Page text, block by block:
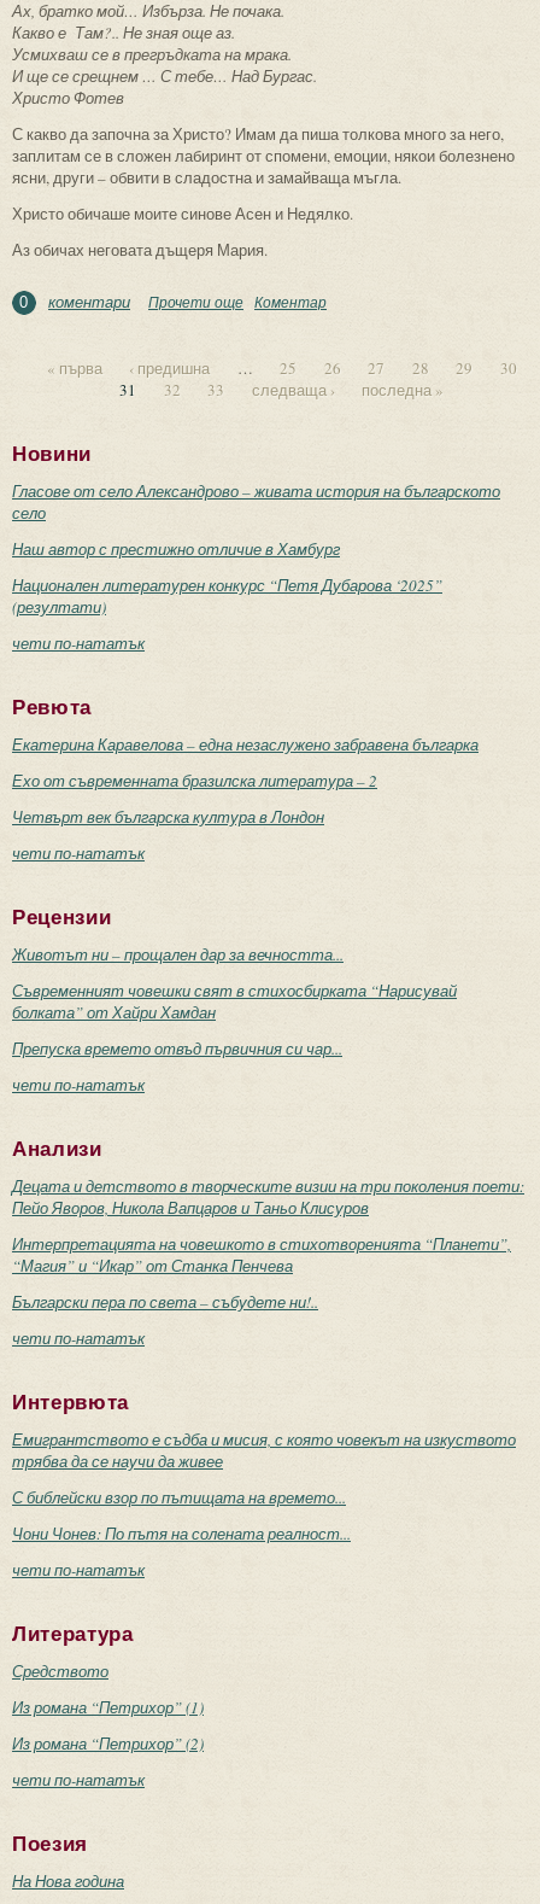
Ах, братко мой… Избърза. Не почака.
Какво е Там?.. Не зная още аз.
Усмихваш се в прегръдката на мрака.
И ще се срещнем … С тебе… Над Бургас.
Христо Фотев
С какво да започна за Христо? Имам да пиша толкова много за него,
заплитам се в сложен лабиринт от спомени, емоции, някои болезнено
ясни, други – обвити в сладостна и замайваща мъгла.
Христо обичаше моите синове Асен и Недялко.
Аз обичах неговата дъщеря Мария.
0 коментари Прочети още about Христо Фотев. Откровено за
Коментар
« първа ‹ предишна … 25 26 27 28 29
30
31
32 33 следваща › последна »
Новини
Гласове от село Александрово – живата история на българското
село
Наш автор с престижно отличие в Хамбург
Национален литературен конкурс “Петя Дубарова ‘2025”
(резултати)
чети по-нататък
Ревюта
Екатерина Каравелова – една незаслужено забравена българка
Ехо от съвременната бразилска литература – 2
Четвърт век българска култура в Лондон
чети по-нататък
Рецензии
Животът ни – прощален дар за вечността...
Съвременният човешки свят в стихосбирката “Нарисувай
болката” от Хайри Хамдан
Препуска времето отвъд първичния си чар...
чети по-нататък
Анализи
Децата и детството в творческите визии на три поколения поети:
Пейо Яворов, Никола Вапцаров и Таньо Клисуров
Интерпретацията на човешкото в стихотворенията “Планети”,
“Магия” и “Икар” от Станка Пенчева
Български пера по света – събудете ни!..
чети по-нататък
Интервюта
Емигрантството е съдба и мисия, с която човекът на изкуството
трябва да се научи да живее
С библейски взор по пътищата на времето...
Чони Чонев: По пътя на солената реалност...
чети по-нататък
Литература
Средството
Из романа “Петрихор” (1)
Из романа “Петрихор” (2)
чети по-нататък
Поезия
На Нова година